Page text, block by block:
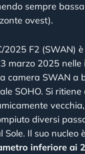
sempre bassa
ovest).
2025 F2 (SWAN)
marzo 2025 nelle
camera SWAN a
SOHO. Si ritiene
diversi
Sole. Il suo nucleo
inferiore ai